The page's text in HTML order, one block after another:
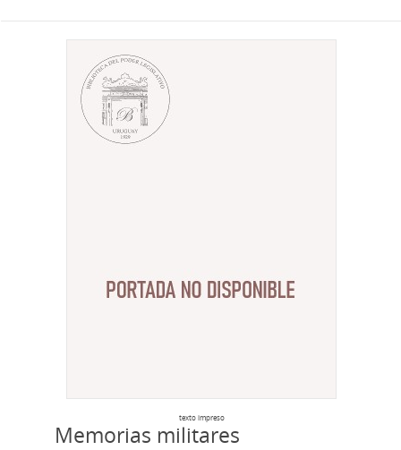
texto impreso
Memorias militares